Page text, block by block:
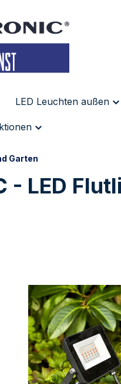
LED Leuchten außen
Garten
- LED